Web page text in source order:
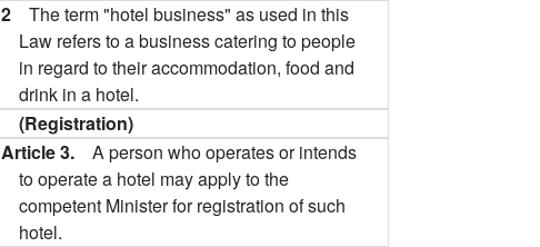
2 The term "hotel business" as used in this
Law refers to a business catering to people
in regard to their accommodation, food and
drink in a hotel.
(Registration)
Article 3. A person who operates or intends
to operate a hotel may apply to the
competent Minister for registration of such
hotel.